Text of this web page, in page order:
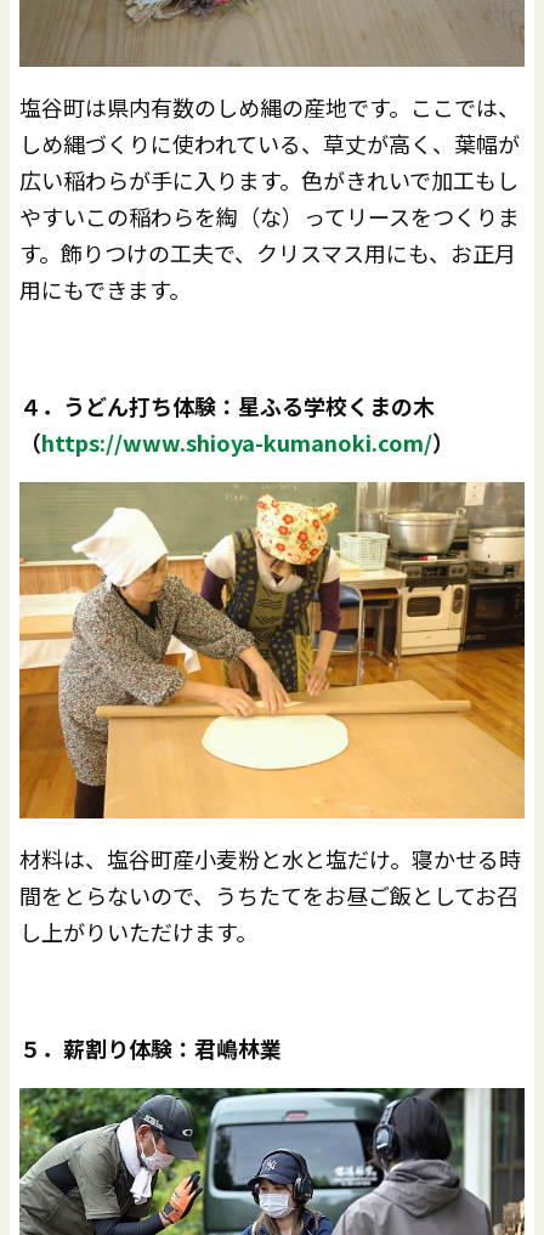
塩谷町は県内有数のしめ縄の産地です。ここでは、
しめ縄づくりに使われている、草丈が高く、葉幅が
広い稲わらが手に入ります。色がきれいで加工もし
やすいこの稲わらを綯（な）ってリースをつくりま
す。飾りつけの工夫で、クリスマス用にも、お正月
用にもできます。
４．うどん打ち体験：星ふる学校くまの木
（https://www.shioya-kumanoki.com/）
材料は、塩谷町産小麦粉と水と塩だけ。寝かせる時
間をとらないので、うちたてをお昼ご飯としてお召
し上がりいただけます。
５．薪割り体験：君嶋林業